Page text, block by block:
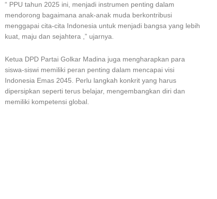
“ PPU tahun 2025 ini, menjadi instrumen penting dalam
mendorong bagaimana anak-anak muda berkontribusi
menggapai cita-cita Indonesia untuk menjadi bangsa yang lebih
kuat, maju dan sejahtera ,” ujarnya.
Ketua DPD Partai Golkar Madina juga mengharapkan para
siswa-siswi memiliki peran penting dalam mencapai visi
Indonesia Emas 2045. Perlu langkah konkrit yang harus
dipersipkan seperti terus belajar, mengembangkan diri dan
memiliki kompetensi global.